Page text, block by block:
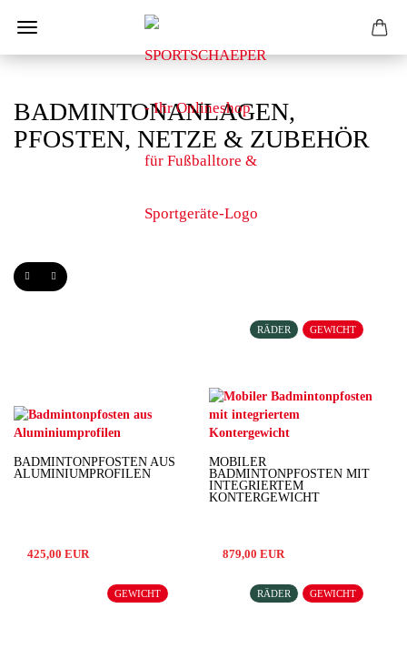
BADMINTONANLAGEN,
PFOSTEN, NETZE & ZUBEHÖR
BADMINTONPFOSTEN AUS
ALUMINIUMPROFILEN
425,00 EUR
RÄDER GEWICHT
MOBILER
BADMINTONPFOSTEN MIT
INTEGRIERTEM
KONTERGEWICHT
879,00 EUR
GEWICHT RÄDER GEWICHT